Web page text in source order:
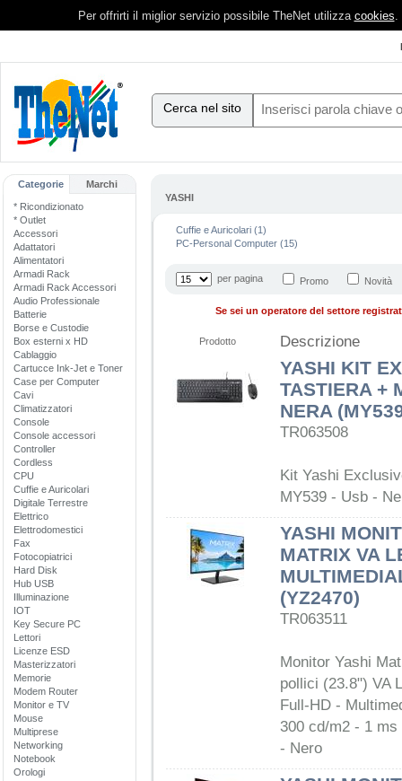
Per offrirti il miglior servizio possibile TheNet utilizza cookies.
Cerca nel sito
Categorie Marchi
* Ricondizionato
* Outlet
Accessori
Adattatori
Alimentatori
Armadi Rack
Armadi Rack Accessori
Audio Professionale
Batterie
Borse e Custodie
Box esterni x HD
Cablaggio
Cartucce Ink-Jet e Toner
Case per Computer
Cavi
Climatizzatori
Console
Console accessori
Controller
Cordless
CPU
Cuffie e Auricolari
Digitale Terrestre
Elettrico
Elettrodomestici
Fax
Fotocopiatrici
Hard Disk
Hub USB
Illuminazione
IOT
Key Secure PC
Lettori
Licenze ESD
Masterizzatori
Memorie
Modem Router
Monitor e TV
Mouse
Multiprese
Networking
Notebook
Orologi
YASHI
Cuffie e Auricolari (1)
PC-Personal Computer (15)
per pagina Promo Novità
Se sei un operatore del settore
Prodotto Descrizione
YASHI KIT
TASTIERA +
NERA
TR063508
Kit Yashi
MY539 - Usb -
YASHI
MATRIX VA
(YZ2470)
TR063511
Monitor Yashi
pollici (23.8") VA
Full-HD -
300 cd/m2 - 1
- Nero